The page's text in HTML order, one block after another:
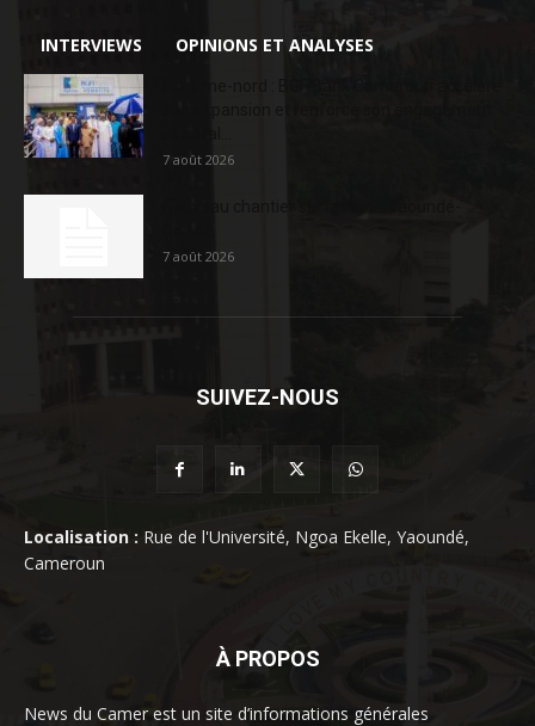
INTERVIEWS OPINIONS ET ANALYSES
7 août 2026
7 août 2026
SUIVEZ-NOUS
Localisation : Rue de l'Université, Ngoa Ekelle, Yaoundé,
Cameroun
À PROPOS
News du Camer est un site d’informations générales